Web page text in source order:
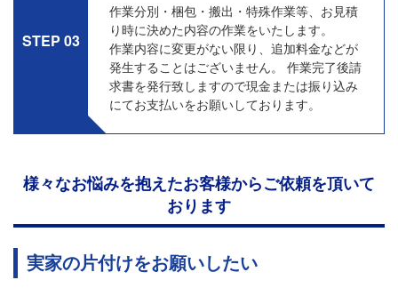
STEP 03
作業分別・梱包・搬出・特殊作業等、お見積
り時に決めた内容の作業をいたします。
作業内容に変更がない限り、追加料金などが
発生することはございません。 作業完了後請
求書を発行致しますので現金または振り込み
にてお支払いをお願いしております。
様々なお悩みを抱えたお客様からご依頼を頂いて
おります
実家の片付けをお願いしたい